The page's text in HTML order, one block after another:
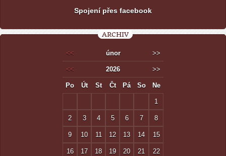
Spojení přes facebook
ARCHIV
<< únor >>
<< 2026 >>
Po Út St Čt Pá So Ne
1
2 3 4 5 6 7 8
9 10 11 12 13 14 15
16 17 18 19 20 21 22